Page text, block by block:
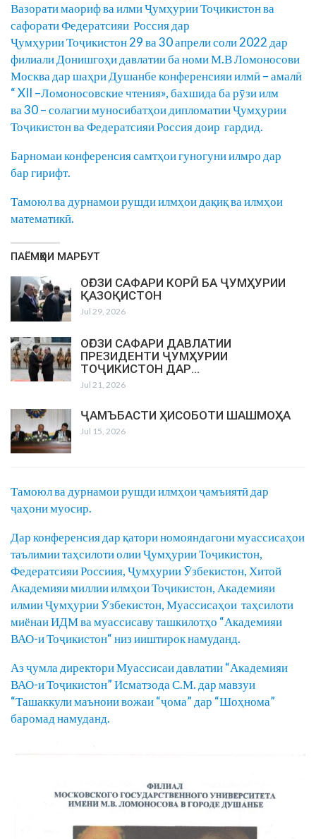
Вазорати маориф ва илми Ҷумҳурии Тоҷикистон ва
сафорати Федератсияи Россия дар
Ҷумҳурии Тоҷикистон 29 ва 30 апрели соли 2022 дар
филиали Донишгоҳи давлатии ба номи М.В Ломоносови
Москва дар шаҳри Душанбе конференсияи илмӣ – амалӣ
“ XII –Ломоносовские чтения», бахшида ба рӯзи илм
ва 30 – солагии муносибатҳои дипломатии Ҷумҳурии
Тоҷикистон ва Федератсияи Россия доир гардид.
Барномаи конференсия самтҳои гуногуни илмро дар
бар гирифт.
Тамоюл ва дурнамои рушди илмҳои дақиқ ва илмҳои
математикӣ.
ПАЁМҲОИ МАРБУТ
ОҒОЗИ САФАРИ КОРӢ БА ҶУМҲУРИИ
ҚАЗОҚИСТОН
Jul 29, 2026
ОҒОЗИ САФАРИ ДАВЛАТИИ
ПРЕЗИДЕНТИ ҶУМҲУРИИ
ТОҶИКИСТОН ДАР…
Jul 21, 2026
ҶАМЪБАСТИ ҲИСОБОТИ ШАШМОҲА
Jul 15, 2026
Тамоюл ва дурнамои рушди илмҳои ҷамъиятӣ дар
ҷаҳони муосир.
Дар конференсия дар қатори номояндагони муассисаҳои
таълимии таҳсилоти олии Ҷумҳурии Тоҷикистон,
Федератсияи Россиия, Ҷумҳурии Ӯзбекистон, Хитой
Академияи миллии илмҳои Тоҷикистон, Академияи
илмии Ҷумҳурии Ӯзбекистон, Муассисаҳои таҳсилоти
миёнаи ИДМ ва муассисаву ташкилотҳо “Академияи
ВАО-и Тоҷикистон“ низ ииштирок намуданд.
Аз ҷумла директори Муассисаи давлатии “Академияи
ВАО-и Тоҷикистон” Исматзода С.М. дар мавзуи
“Ташаккули маъноии вожаи “ҷома” дар “Шоҳнома”
баромад намуданд.